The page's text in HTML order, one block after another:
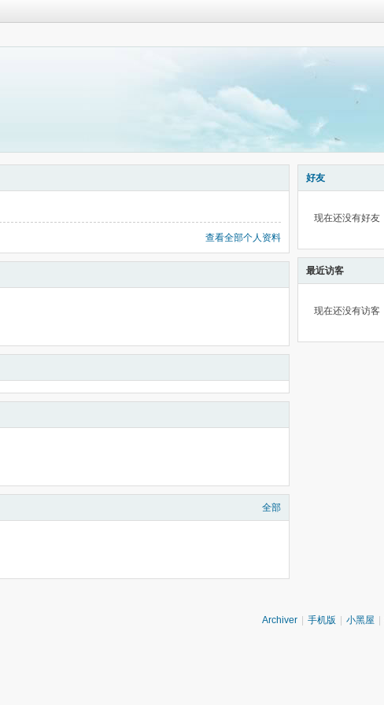
查看全部个人资料
全部
好友
现在还没有好友
最近访客
现在还没有访客
Archiver 手机版 小黑屋